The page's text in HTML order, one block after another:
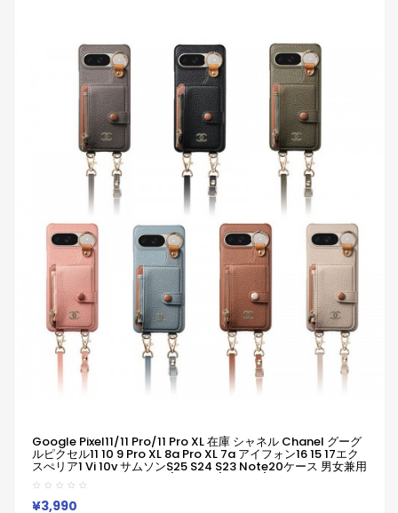
Google Pixel11/11 Pro/11 Pro XL 在庫 シャネル Chanel グーグ
ルピクセル11 10 9 Pro XL 8a Pro XL 7a アイフォン16 15 17エク
スぺリア1 Vi 10v サムソンs25 S24 S23 Note20ケース 男女兼用
ジャケット型人気 Iphone/Galaxy/Xperia/Google Pixelなど
全機種対応
¥3,990